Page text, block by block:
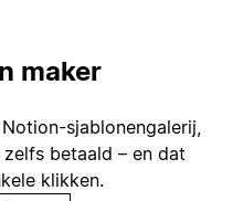
maker
sjablonengalerij,
betaald – en dat
klikken.